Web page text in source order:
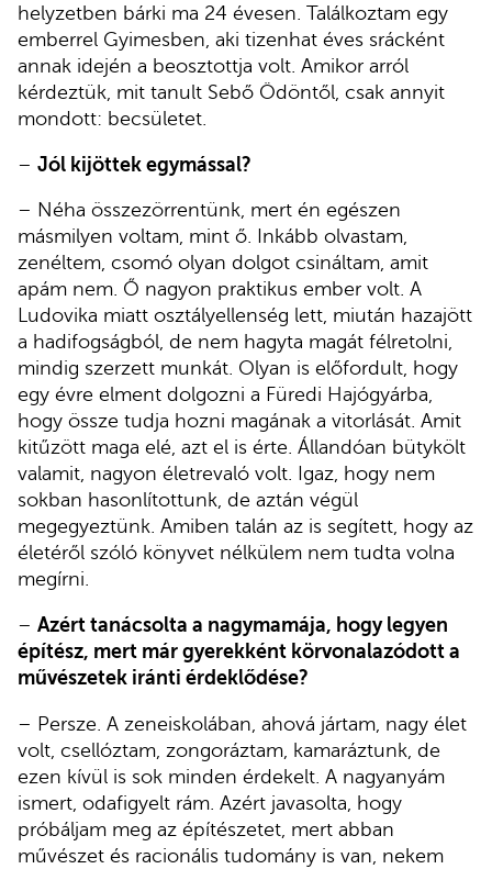
helyzetben bárki ma 24 évesen. Találkoztam egy
emberrel Gyimesben, aki tizenhat éves srácként
annak idején a beosztottja volt. Amikor arról
kérdeztük, mit tanult Sebő Ödöntől, csak annyit
mondott: becsületet.
– Jól kijöttek egymással?
– Néha összezörrentünk, mert én egészen
másmilyen voltam, mint ő. Inkább olvastam,
zenéltem, csomó olyan dolgot csináltam, amit
apám nem. Ő nagyon praktikus ember volt. A
Ludovika miatt osztályellenség lett, miután hazajött
a hadifogságból, de nem hagyta magát félretolni,
mindig szerzett munkát. Olyan is előfordult, hogy
egy évre elment dolgozni a Füredi Hajógyárba,
hogy össze tudja hozni magának a vitorlását. Amit
kitűzött maga elé, azt el is érte. Állandóan bütykölt
valamit, nagyon életrevaló volt. Igaz, hogy nem
sokban hasonlítottunk, de aztán végül
megegyeztünk. Amiben talán az is segített, hogy az
életéről szóló könyvet nélkülem nem tudta volna
megírni.
– Azért tanácsolta a nagymamája, hogy legyen
építész, mert már gyerekként körvonalazódott a
művészetek iránti érdeklődése?
– Persze. A zeneiskolában, ahová jártam, nagy élet
volt, csellóztam, zongoráztam, kamaráztunk, de
ezen kívül is sok minden érdekelt. A nagyanyám
ismert, odafigyelt rám. Azért javasolta, hogy
próbáljam meg az építészetet, mert abban
művészet és racionális tudomány is van, nekem